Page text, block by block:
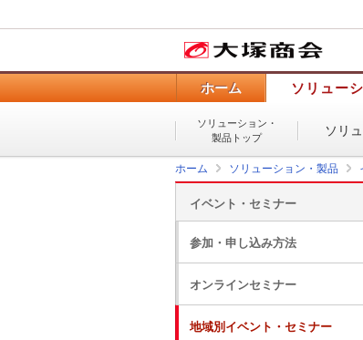
ホーム ソリュー
ソリューション・
製品トップ
ソリ
ホーム ソリューション・製品
イベント・セミナー
参加・申し込み方法
オンラインセミナー
地域別イベント・セミナー